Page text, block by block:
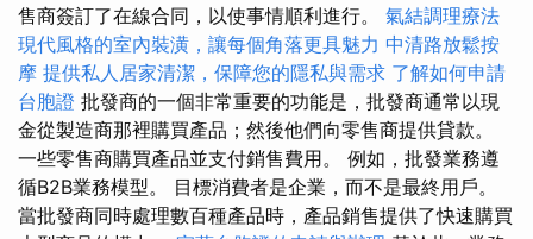
售商簽訂了在線合同，以使事情順利進行。 氣結調理療法
現代風格的室內裝潢，讓每個角落更具魅力 中清路放鬆按
摩 提供私人居家清潔，保障您的隱私與需求 了解如何申請
台胞證 批發商的一個非常重要的功能是，批發商通常以現
金從製造商那裡購買產品；然後他們向零售商提供貸款。
一些零售商購買產品並支付銷售費用。 例如，批發業務遵
循B2B業務模型。 目標消費者是企業，而不是最終用戶。
當批發商同時處理數百種產品時，產品銷售提供了快速購買